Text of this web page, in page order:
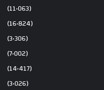
(11٬063)
(16٬824)
(3٬306)
(7٬002)
(14٬417)
(3٬026)